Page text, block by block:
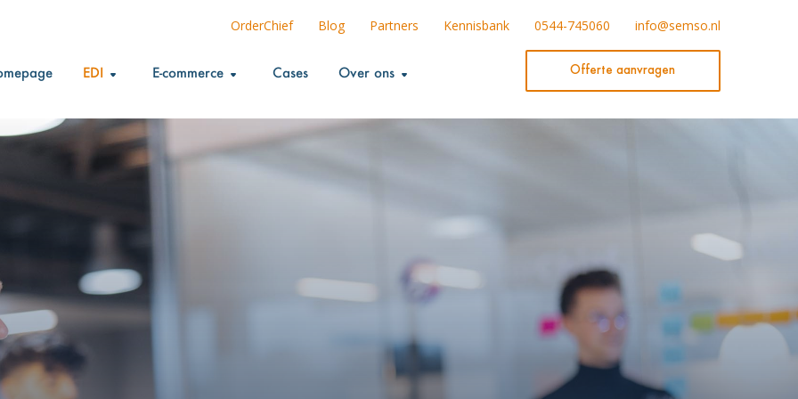
OrderChief Blog Partners Kennisbank 0544-745060 info@semso.nl
EDI E-commerce Cases Over ons Offerte aanvragen